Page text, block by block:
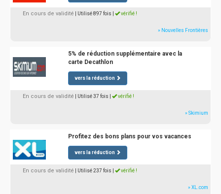
En cours de validité | Utilisé 897 fois vérifié !
» Nouvelles Frontières
5% de réduction supplémentaire avec la
carte Decathlon
vers la réduction
En cours de validité | Utilisé 37 fois vérifié !
» Skimium
Profitez des bons plans pour vos vacances
vers la réduction
En cours de validité | Utilisé 237 fois vérifié !
» XL.com